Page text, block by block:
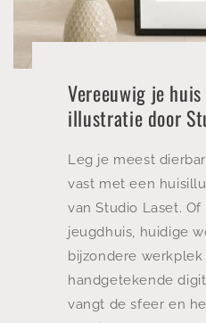
Vereeuwig je
illustratie door
Leg je meest
vast met een
van Studio Laset.
jeugdhuis, huidige
bijzondere werkplek
handgetekende
vangt de sfeer en